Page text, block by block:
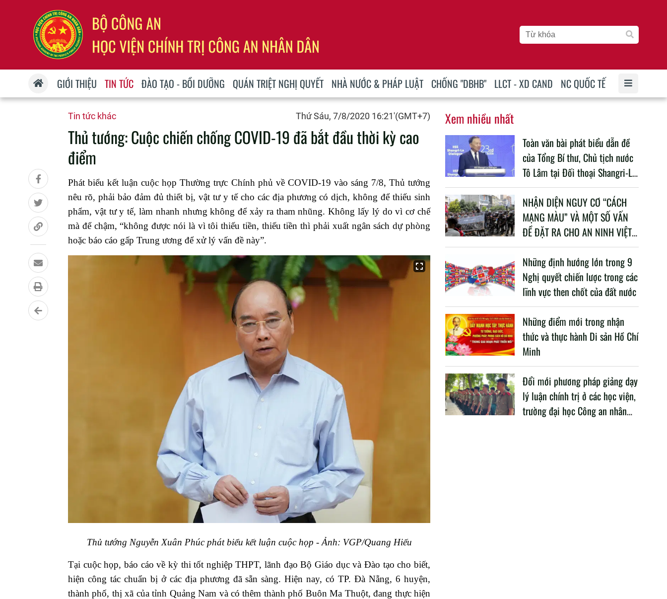
GIỚI THIỆU TIN TỨC ĐÀO TẠO - BỒI DƯỠNG QUÁN TRIỆT NGHỊ QUYẾT NHÀ NƯỚC & PHÁP LUẬT CHỐNG "DBHB" LLCT - XD CAND NC QUỐC TẾ
Tin tức khác Thứ Sáu, 7/8/2020 16:21'(GMT+7)
Thủ tướng: Cuộc chiến chống COVID-19 đã bắt đầu thời kỳ cao
điểm
Phát biểu kết luận cuộc họp Thường trực Chính phủ về COVID-19 vào sáng 7/8, Thủ tướng
nêu rõ, phải bảo đảm đủ thiết bị, vật tư y tế cho các địa phương có dịch, không để thiếu sinh
phẩm, vật tư y tế, làm nhanh nhưng không để xảy ra tham nhũng. Không lấy lý do vì cơ chế
mà để chậm, “không được nói là vì tôi thiếu tiền, thiếu tiền thì phải xuất ngân sách dự phòng
hoặc báo cáo gấp Trung ương để xử lý vấn đề này”.
Thủ tướng Nguyễn Xuân Phúc phát biểu kết luận cuộc họp - Ảnh: VGP/Quang Hiếu
Tại cuộc họp, báo cáo về kỳ thi tốt nghiệp THPT, lãnh đạo Bộ Giáo dục và Đào tạo cho biết,
hiện công tác chuẩn bị ở các địa phương đã sẵn sàng. Hiện nay, có TP. Đà Nẵng, 6 huyện,
thành phố, thị xã của tỉnh Quảng Nam và có thêm thành phố Buôn Ma Thuột, đang thực hiện
Xem nhiều nhất
Toàn văn bài phát biểu dẫn đề
của Tổng Bí thư, Chủ tịch nước
Tô Lâm tại Đối thoại Shangri-La
lần thứ 23
NHẬN DIỆN NGUY CƠ “CÁCH
MẠNG MÀU” VÀ MỘT SỐ VẤN
ĐỀ ĐẶT RA CHO AN NINH VIỆT
NAM TRONG BỐI CẢNH HIỆN
NAY
Những định hướng lớn trong 9
Nghị quyết chiến lược trong các
lĩnh vực then chốt của đất nước
Những điểm mới trong nhận
thức và thực hành Di sản Hồ Chí
Minh
Đổi mới phương pháp giảng dạy
lý luận chính trị ở các học viện,
trường đại học Công an nhân